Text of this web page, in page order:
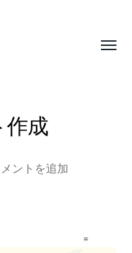
作成
ントを追加